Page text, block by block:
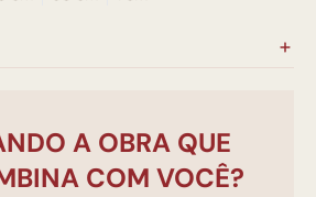
A OBRA QUE
COM VOCÊ?